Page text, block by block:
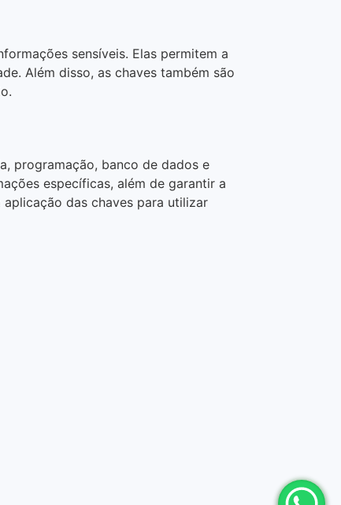
sensíveis. Elas permitem a
Além disso, as chaves também são
programação, banco de dados e
específicas, além de garantir a
das chaves para utilizar